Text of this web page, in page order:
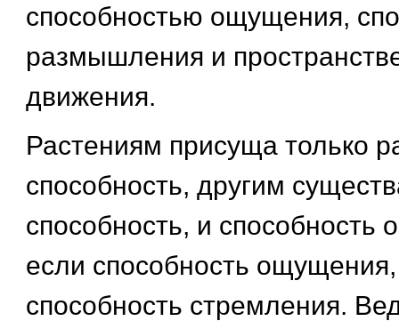
способностью ощущения,
размышления и
движения.
Растениям присуща только
способность, другим
способность, и способность
если способность
способность стремления.